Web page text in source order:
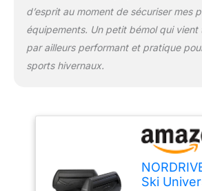
d’esprit au moment de sécuriser mes
équipements. Un petit bémol qui vient
par ailleurs performant et pratique
sports hivernaux.
Ski